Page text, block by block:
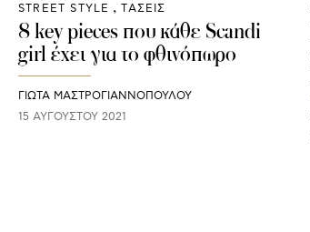
STREET STYLE ΤΑΣΕΙΣ
8 key pieces που κάθε Scandi
girl έχει για το φθινόπωρο
ΓΙΩΤΑ ΜΑΣΤΡΟΓΙΑΝΝΟΠΟΥΛΟΥ
15 ΑΥΓΟΎΣΤΟΥ 2021